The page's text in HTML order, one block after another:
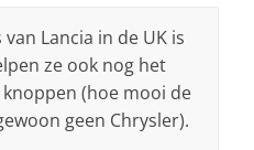
Lancia in de UK is
ze ook nog het
(hoe mooi de
geen Chrysler).